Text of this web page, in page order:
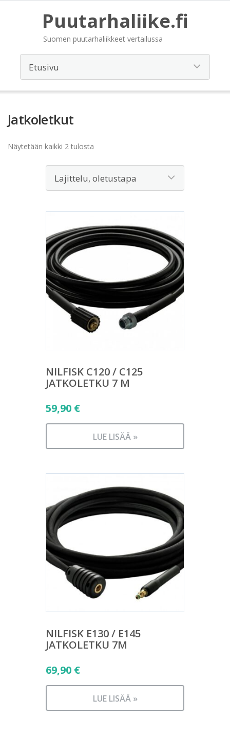
Puutarhaliike.fi
Suomen puutarhaliikkeet vertailussa
Jatkoletkut
Näytetään kaikki 2 tulosta
NILFISK C120 / C125
JATKOLETKU 7 M
59,90 €
LUE LISÄÄ »
NILFISK E130 / E145
JATKOLETKU 7M
69,90 €
LUE LISÄÄ »